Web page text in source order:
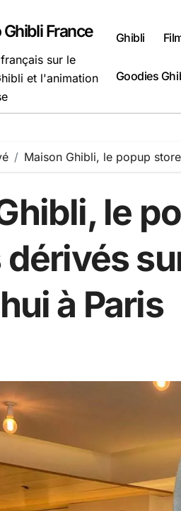
France
sur le
et l'animation
Ghibli
Goodies
Maison Ghibli, le popup
le
à Paris